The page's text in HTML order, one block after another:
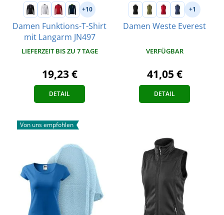
+10
Damen Funktions-T-Shirt
mit Langarm JN497
LIEFERZEIT BIS ZU 7 TAGE
19,23 €
DETAIL
+1
Damen Weste Everest
VERFÜGBAR
41,05 €
DETAIL
Von uns empfohlen